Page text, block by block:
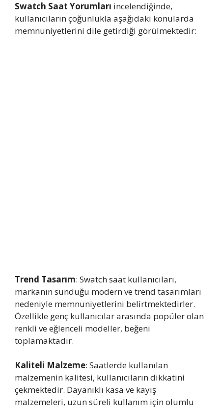
Swatch Saat Yorumları incelendiğinde,
kullanıcıların çoğunlukla aşağıdaki konularda
memnuniyetlerini dile getirdiği görülmektedir:
Trend Tasarım: Swatch saat kullanıcıları,
markanın sunduğu modern ve trend tasarımları
nedeniyle memnuniyetlerini belirtmektedirler.
Özellikle genç kullanıcılar arasında popüler olan
renkli ve eğlenceli modeller, beğeni
toplamaktadır.
Kaliteli Malzeme: Saatlerde kullanılan
malzemenin kalitesi, kullanıcıların dikkatini
çekmektedir. Dayanıklı kasa ve kayış
malzemeleri, uzun süreli kullanım için olumlu